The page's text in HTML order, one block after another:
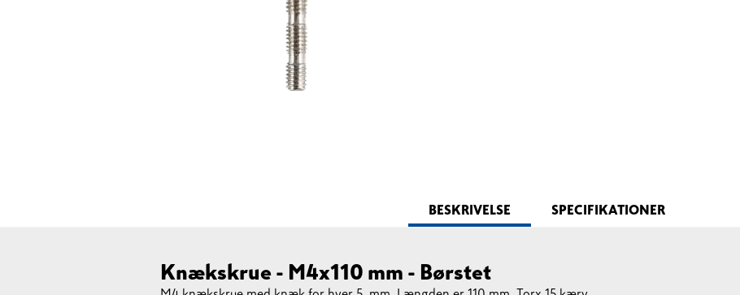
BESKRIVELSE SPECIFIKATIONER
Knækskrue - M4x110 mm - Børstet